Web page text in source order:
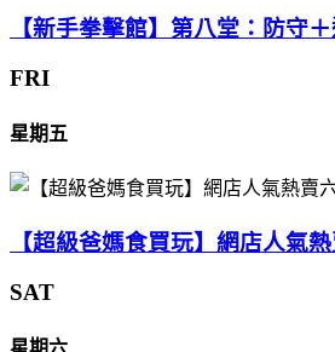
【新手拳擊館】第八堂：防守
FRI
星期五
【超級爸媽食買玩】網店人氣
SAT
星期六